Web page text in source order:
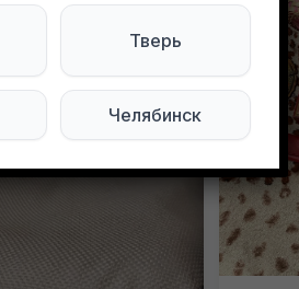
Тверь
Челябинск